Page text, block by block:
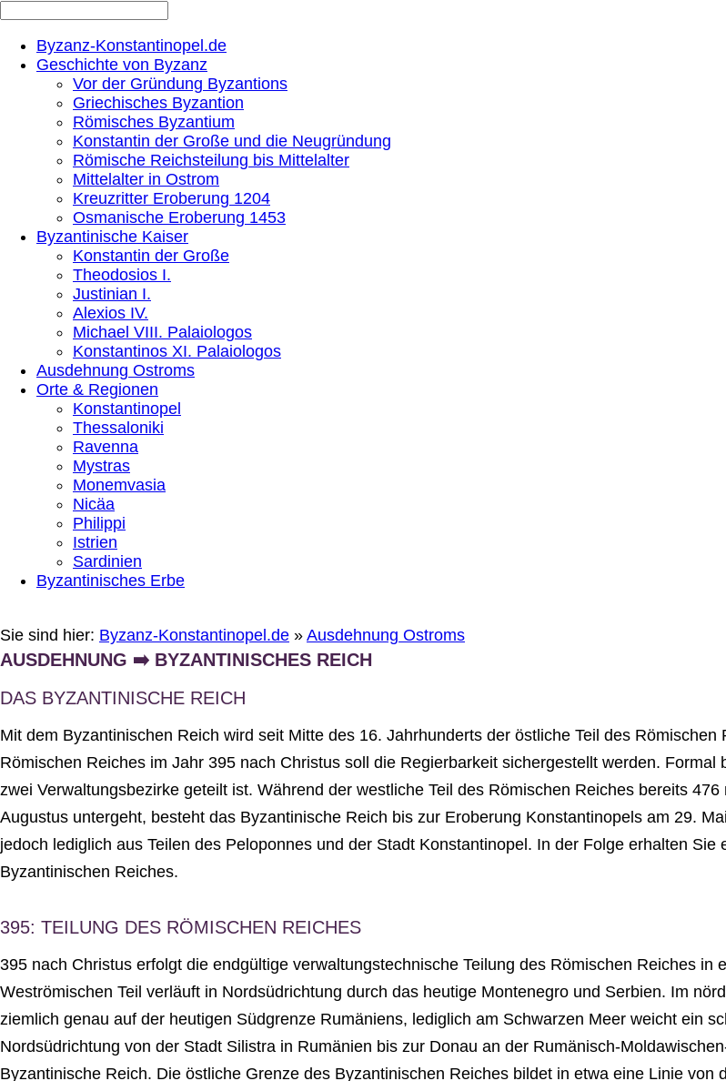
Byzanz-Konstantinopel.de
Geschichte von Byzanz
Vor der Gründung Byzantions
Griechisches Byzantion
Römisches Byzantium
Konstantin der Große und die Neugründung
Römische Reichsteilung bis Mittelalter
Mittelalter in Ostrom
Kreuzritter Eroberung 1204
Osmanische Eroberung 1453
Byzantinische Kaiser
Konstantin der Große
Theodosios I.
Justinian I.
Alexios IV.
Michael VIII. Palaiologos
Konstantinos XI. Palaiologos
Ausdehnung Ostroms
Orte & Regionen
Konstantinopel
Thessaloniki
Ravenna
Mystras
Monemvasia
Nicäa
Philippi
Istrien
Sardinien
Byzantinisches Erbe
Sie sind hier: Byzanz-Konstantinopel.de » Ausdehnung Ostroms
AUSDEHNUNG ➡️ BYZANTINISCHES REICH
DAS BYZANTINISCHE REICH
Mit dem Byzantinischen Reich wird seit Mitte des 16. Jahrhunderts der östliche Teil des
Römischen Reiches im Jahr 395 nach Christus soll die Regierbarkeit sichergestellt werden.
zwei Verwaltungsbezirke geteilt ist. Während der westliche Teil des Römischen Reiches bereits
Augustus untergeht, besteht das Byzantinische Reich bis zur Eroberung Konstantinopels am 29.
jedoch lediglich aus Teilen des Peloponnes und der Stadt Konstantinopel. In der Folge erhalten
Byzantinischen Reiches.
395: TEILUNG DES RÖMISCHEN REICHES
395 nach Christus erfolgt die endgültige verwaltungstechnische Teilung des Römischen Reiches in
Weströmischen Teil verläuft in Nordsüdrichtung durch das heutige Montenegro und Serbien. Im
ziemlich genau auf der heutigen Südgrenze Rumäniens, lediglich am Schwarzen Meer weicht ein
Nordsüdrichtung von der Stadt Silistra in Rumänien bis zur Donau an der Rumänisch-
Byzantinische Reich. Die östliche Grenze des Byzantinischen Reiches bildet in etwa eine Linie